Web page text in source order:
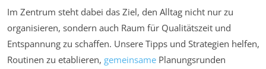
Im Zentrum steht dabei das Ziel, den Alltag nicht nur zu
organisieren, sondern auch Raum für Qualitätszeit und
Entspannung zu schaffen. Unsere Tipps und Strategien helfen,
Routinen zu etablieren, gemeinsame Planungsrunden